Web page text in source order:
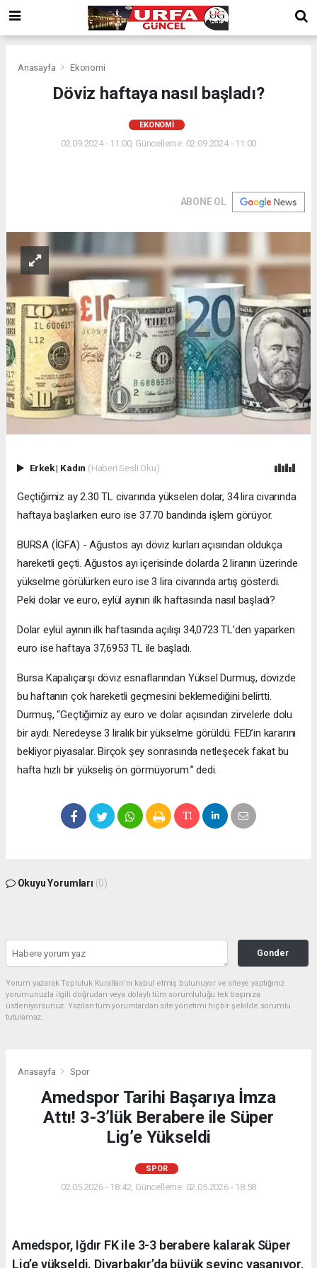
Anasayfa Ekonomi
Döviz haftaya nasıl başladı?
EKONOMI
02.09.2024 - 11:00, Güncelleme: 02.09.2024 - 11:00
ABONE OL
Erkek| Kadın (Haberi Sesli Oku)
Geçtiğimiz ay 2.30 TL civarında yükselen dolar, 34 lira civarında
haftaya başlarken euro ise 37.70 bandında işlem görüyor.
BURSA (İGFA) - Ağustos ayı döviz kurları açısından oldukça
hareketli geçti. Ağustos ayı içerisinde dolarda 2 liranın üzerinde
yükselme görülürken euro ise 3 lira civarında artış gösterdi.
Peki dolar ve euro, eylül ayının ilk haftasında nasıl başladı?
Dolar eylül ayının ilk haftasında açılışı 34,0723 TL’den yaparken
euro ise haftaya 37,6953 TL ile başladı.
Bursa Kapalıçarşı döviz esnaflarından Yüksel Durmuş, dövizde
bu haftanın çok hareketli geçmesini beklemediğini belirtti.
Durmuş, “Geçtiğimiz ay euro ve dolar açısından zirvelerle dolu
bir aydı. Neredeyse 3 liralık bir yükselme görüldü. FED’in kararını
bekliyor piyasalar. Birçok şey sonrasında netleşecek fakat bu
hafta hızlı bir yükseliş ön görmüyorum.” dedi.
Okuyu Yorumları (0)
Gonder
Yorum yazarak Topluluk Kuralları’nı kabul etmiş bulunuyor ve siteye yaptığınız
yorumunuzla ilgili doğrudan veya dolaylı tüm sorumluluğu tek başınıza
üstleniyorsunuz. Yazılan tüm yorumlardan site yönetimi hiçbir şekilde sorumlu
tutulamaz.
Anasayfa Spor
Amedspor Tarihi Başarıya İmza
Attı! 3-3’lük Berabere ile Süper
Lig’e Yükseldi
SPOR
02.05.2026 - 18:42, Güncelleme: 02.05.2026 - 18:58
Amedspor, Iğdır FK ile 3-3 berabere kalarak Süper
Lig’e yükseldi. Diyarbakır’da büyük sevinç yaşanıyor,